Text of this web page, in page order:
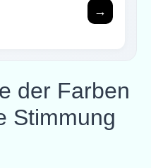
→
der Farben
Stimmung